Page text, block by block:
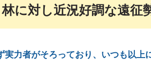
に対し近況好調な遠征
実力者がそろっており、いつも以